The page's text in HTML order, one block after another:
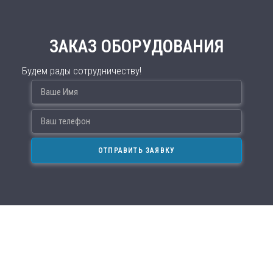
ЗАКАЗ ОБОРУДОВАНИЯ
Будем рады сотрудничеству!